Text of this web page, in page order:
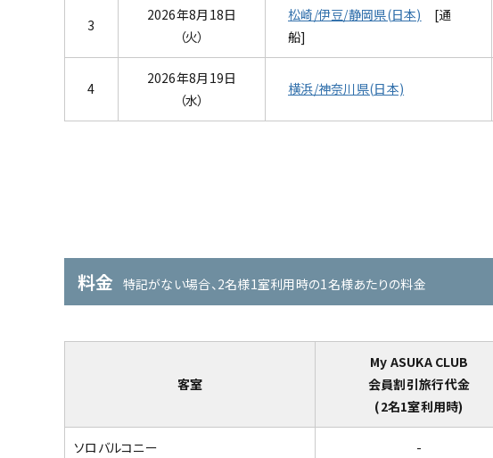
3
2026年8月18日
（火）
松崎/伊豆/静岡県(日本) [通
船]
4
2026年8月19日
（水）
横浜/神奈川県(日本)
神戸/兵庫県(日本)
熊野/三重県(日本)
料金 特記がない場合、2名様1室利用時の1名様あたりの料金
客室
My ASUKA CLUB
会員割引旅行代金
(2名1室利用時)
ソロバルコニー -